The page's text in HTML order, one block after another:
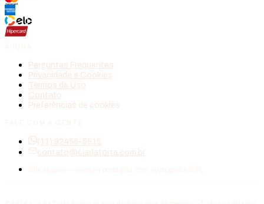
Perguntas Frequentes
Privacidade e Cookies
Termos de Uso
Contato
Preferências de cookies
(11) 92456-5515
contato@ciadatorta.com.br